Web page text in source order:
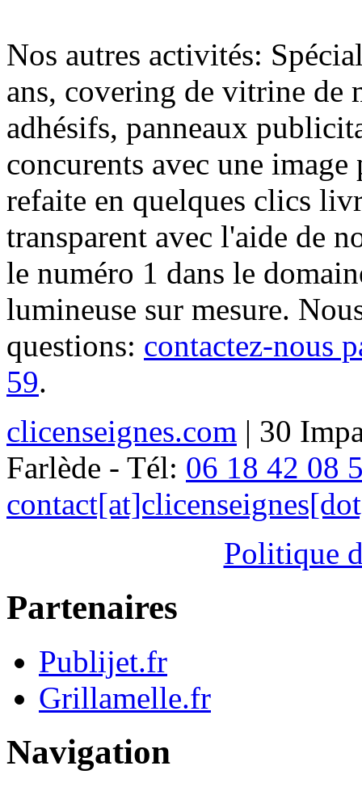
Nos autres activités:
ans, covering de vitrine de
adhésifs, panneaux
concurents avec une
refaite en quelques clics
transparent avec l'aide de
le numéro 1 dans le
lumineuse sur mesure.
questions: contactez-nous
59.
clicenseignes.com | 30
Farlède - Tél: 06 18 42 08
Politique
Partenaires
Publijet.fr
Grillamelle.fr
Navigation